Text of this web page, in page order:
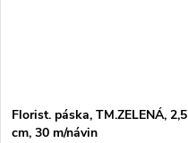
Florist. páska, TM.ZELENÁ, 2,5
cm, 30 m/návin